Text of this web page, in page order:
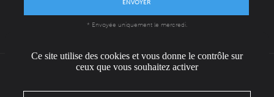
ENVOYER
* Envoyée uniquement le mercredi.
L'ÉQUIPE
Ce site utilise des cookies et vous donne le contrôle sur
ceux que vous souhaitez activer